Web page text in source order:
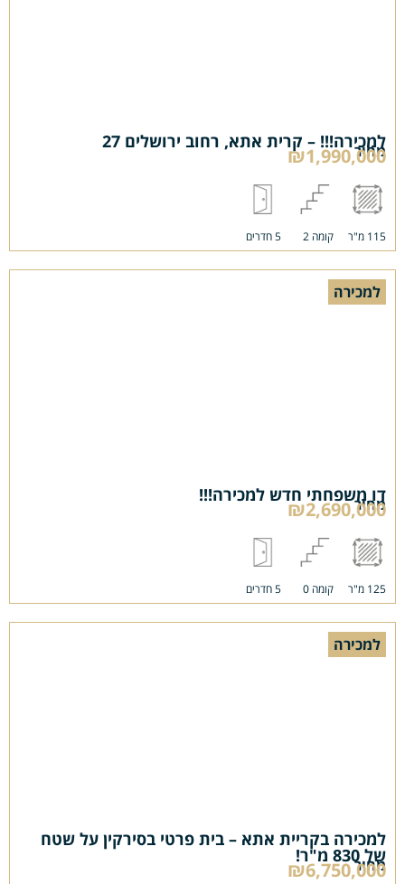
למכירה!!! – קרית אתא, רחוב ירושלים 27
מחיר
₪1,990,000
115 מ"ר קומה 2 5 חדרים
למכירה
דו משפחתי חדש למכירה!!!
מחיר
₪2,690,000
125 מ"ר קומה 0 5 חדרים
למכירה
למכירה בקריית אתא – בית פרטי בסירקין על שטח
של 830 מ"ר!
מחיר
₪6,750,000